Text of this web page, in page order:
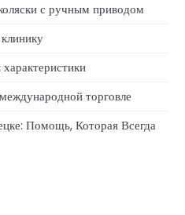
с ручным приводом
торговле
Помощь, Которая Всегда